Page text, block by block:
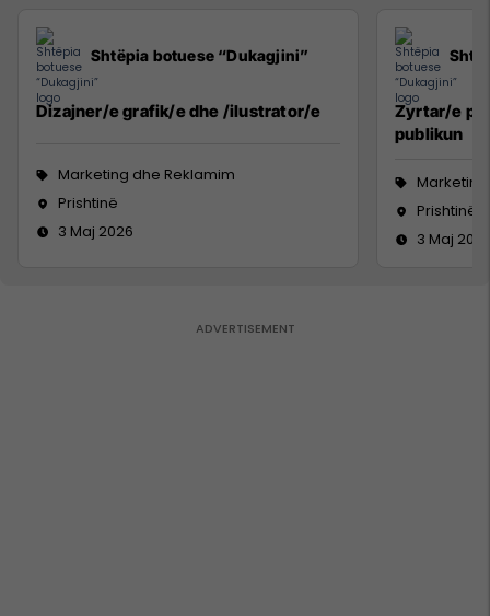
Shtëpia botuese “Dukagjini”
Dizajner/e grafik/e dhe /ilustrator/e
Marketing dhe Reklamim
Prishtinë
3 Maj 2026
Zyrtar/e
publikun
Prishtinë
3 Maj